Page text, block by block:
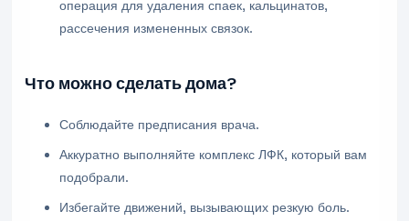
операция для удаления спаек, кальцинатов,
рассечения измененных связок.
Что можно сделать дома?
Соблюдайте предписания врача.
Аккуратно выполняйте комплекс ЛФК, который вам
подобрали.
Избегайте движений, вызывающих резкую боль.